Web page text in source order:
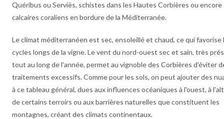
Quéribus ou Serviès, schistes dans les Hautes Corbières ou encore
calcaires coraliens en bordure de la Méditerranée.
Le climat méditerranéen est sec, ensoleillé et chaud, ce qui favorise
cycles longs de la vigne. Le vent du nord-ouest sec et sain, très
tout au long de l'année, permet au vignoble des Corbières d'éviter
traitements excessifs. Comme pour les sols, on peut ajouter des
à ce tableau général, dues aux influences océaniques à l'ouest, à
de certains terroirs ou aux barrières naturelles que constituent les
montagnes, créant des climats continentaux.